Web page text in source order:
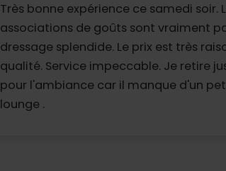
Très bonne expérience ce samedi soir.
associations de goûts sont vraiment
dressage splendide. Le prix est très
qualité. Service impeccable. Je retire
pour l'ambiance car il manque d'un
lounge .